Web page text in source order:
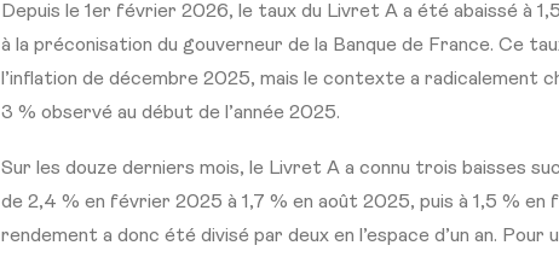
Depuis le 1er février 2026, le taux du Livret A a été abaissé à
à la préconisation du gouverneur de la Banque de France. Ce
l’inflation de décembre 2025, mais le contexte a radicalement
3 % observé au début de l’année 2025.
Sur les douze derniers mois, le Livret A a connu trois baisses
de 2,4 % en février 2025 à 1,7 % en août 2025, puis à 1,5 % en
rendement a donc été divisé par deux en l’espace d’un an. Pour